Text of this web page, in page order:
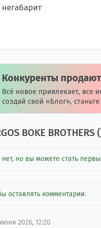
Конкуренты
Всё новое привлекает, все
создай свой «Блог»,
BOKE BROTHERS (
но вы можете стать
оставлять комментарии.
2026, 12:20